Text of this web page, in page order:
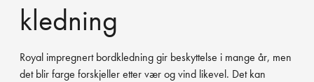
kledning
Royal impregnert bordkledning gir beskyttelse i mange år, men
det blir farge forskjeller etter vær og vind likevel. Det kan